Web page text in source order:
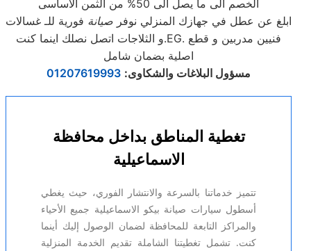
الخصم الى ما يصل الى 50% من الثمن الاساسى
ابلغ عن عطل في جهازك المنزلي نوفر صيانة فورية للـ غسالات
و الثلاجات اتصل نصلك اينما كنت.EG. فنيين مدربين و قطع
اصلية بضمان شامل
مسؤول البلاغات والشكاوى:
01207619993
تغطية المناطق بداخل محافظة
الاسماعيلية
تتميز خدماتنا بالسرعة والانتشار الفوري، حيث يغطي
أسطول سيارات صيانة بيكو الاسماعيلية جميع الأحياء
والمراكز التابعة للمحافظة لضمان الوصول إليك أينما
كنت. تشمل تغطيتنا الشاملة تقديم الخدمة المنزلية